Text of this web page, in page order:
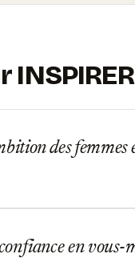
des femmes
en vous-